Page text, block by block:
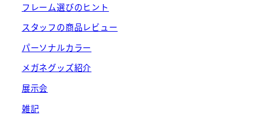
フレーム選びのヒント
スタッフの商品レビュー
パーソナルカラー
メガネグッズ紹介
展示会
雑記